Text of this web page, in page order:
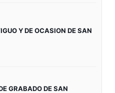
Y DE OCASION DE SAN
GRABADO DE SAN